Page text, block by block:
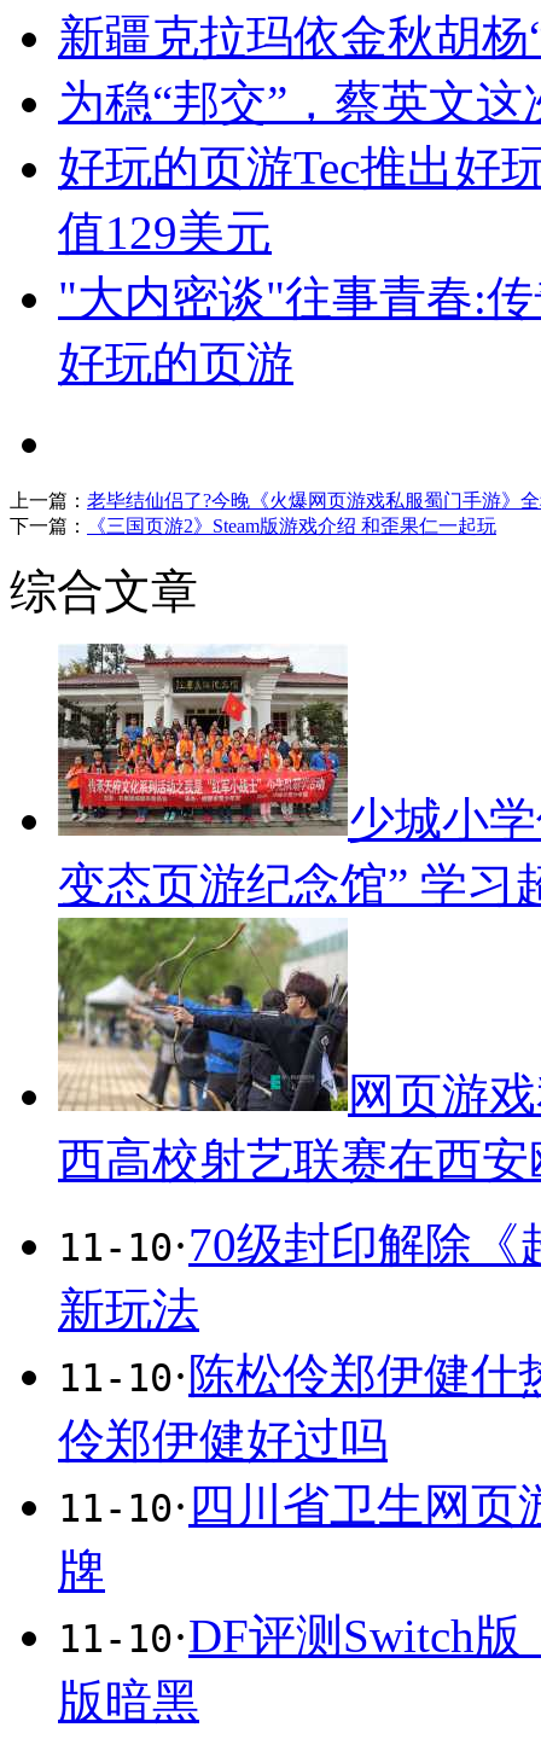
新疆克拉玛依金秋胡杨
为稳“邦交”，蔡英文
好玩的页游Tec推出好
值129美元
"大内密谈"往事青春:
好玩的页游
上一篇： 老毕结仙侣了?今晚《火爆网页游戏私服蜀门手游》
下一篇：
《三国页游2》Steam版游戏介绍 和歪果仁一起玩
综合文章
少城小
变态页游纪念馆” 学习
网页游
西高校射艺联赛在西
11-10·70级封印解除《
新玩法
11-10·陈松伶郑伊健什
伶郑伊健好过吗
11-10· 四川省卫生网页
牌
11-10·DF评测Switch
版暗黑